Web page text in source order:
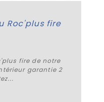
Roc'plus fire
fire de notre
garantie 2